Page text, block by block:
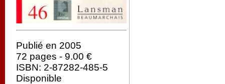
Publié en 2005
72 pages - 9.00 €
ISBN: 2-87282-485-5
Disponible